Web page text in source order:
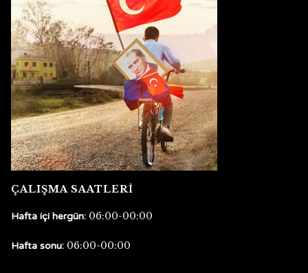
ÇALIŞMA SAATLERİ
Hafta içi hergün: 06:00-00:00
Hafta sonu: 06:00-00:00